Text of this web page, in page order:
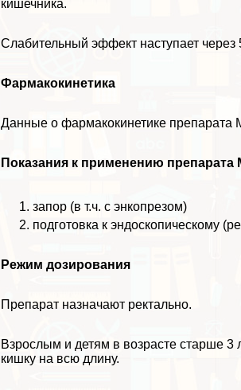
кишечника.
Слабительный эффект наступает
Фармакокинетика
Данные о фармакокинетике препарата
Показания к применению
запор (в т.ч. с энкопрезом)
подготовка к эндоскопическому
Режим дозирования
Препарат назначают ректально.
Взрослым и детям в возрасте старше 3
кишку на всю длину.